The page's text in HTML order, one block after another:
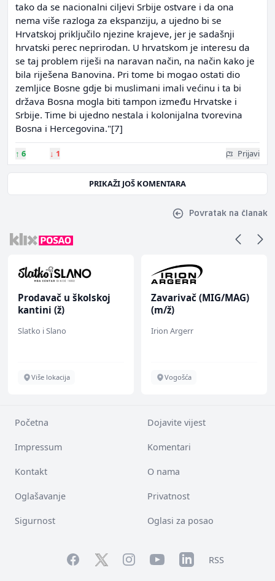
tako da se nacionalni ciljevi Srbije ostvare i da ona
nema više razloga za ekspanziju, a ujedno bi se
Hrvatskoj priključilo njezine krajeve, jer je sadašnji
hrvatski perec neprirodan. U hrvatskom je interesu da
se taj problem riješi na naravan način, na način kako je
bila riješena Banovina. Pri tome bi mogao ostati dio
zemljice Bosne gdje bi muslimani imali većinu i ta bi
država Bosna mogla biti tampon između Hrvatske i
Srbije. Time bi ujedno nestala i kolonijalna tvorevina
Bosna i Hercegovina."[7]
↑ 6 ↓ 1 Prijavi
PRIKAŽI JOŠ KOMENTARA
Povratak na članak
Prodavač u školskoj
kantini (ž)
Slatko i Slano
Više lokacija
Zavarivač (MIG/MAG)
(m/ž)
Irion Argerr
Vogošća
Početna Dojavite vijest
Impressum Komentari
Kontakt O nama
Oglašavanje Privatnost
Sigurnost Oglasi za posao
FacebookTwitterInstagramYouTubeLinkedInRSS